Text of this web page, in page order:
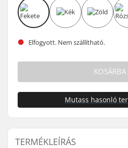
Elfogyott. Nem szállítható.
KOSÁRBA
Mutass hasonló
TERMÉKLEÍRÁS